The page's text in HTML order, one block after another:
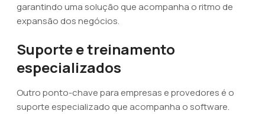
garantindo uma solução que acompanha o ritmo de
expansão dos negócios.
Suporte e treinamento
especializados
Outro ponto-chave para empresas e provedores é o
suporte especializado que acompanha o software.